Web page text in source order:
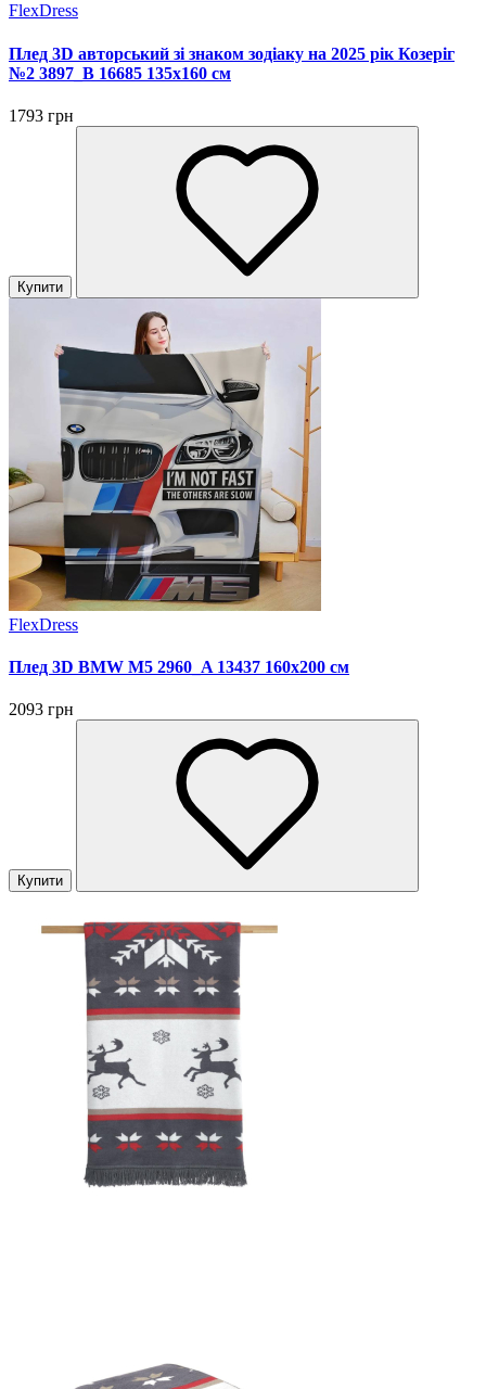
FlexDress
Плед 3D авторський зі знаком зодіаку на 2025 рік Козеріг
№2 3897_B 16685 135х160 см
1793 грн
Купити
FlexDress
Плед 3D BMW M5 2960_A 13437 160х200 см
2093 грн
Купити